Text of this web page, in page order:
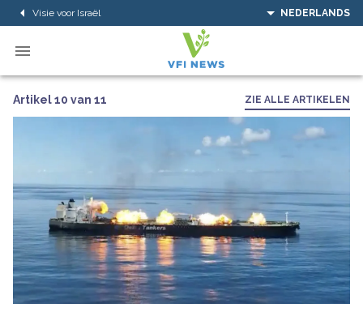
Visie voor Israël NEDERLANDS
Artikel 10 van 11 ZIE ALLE ARTIKELEN